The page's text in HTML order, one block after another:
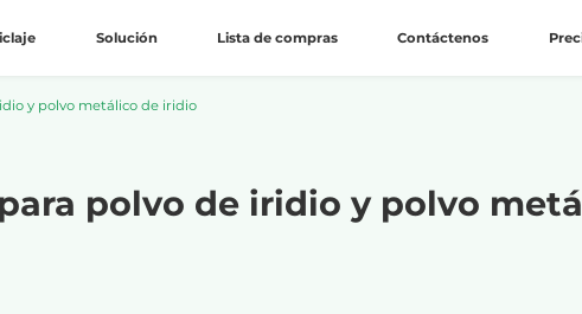
Solución Lista de compras Contáctenos
y polvo metálico de iridio
polvo de iridio y polvo